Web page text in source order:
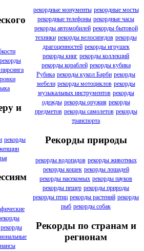
рекорды
и
рекорды
рекордные монументы рекордные мосты
рекордные телефоны рекордные часы
рекорды автомобилей рекорды бытовой
техники рекорды велосипедов рекорды
драгоценностей рекорды игрушек
рекорды книг рекорды коллекций
рекорды кораблей рекорды кубика
Рубика рекорды кукол Барби рекорды
мебели рекорды мотоциклов рекорды
музыкальных инструментов рекорды
одежды рекорды оружия рекорды
предметов рекорды самолетов рекорды
транспорта
Рекорды природы
рекорды водопадов рекорды животных
рекорды кошек рекорды лошадей
рекорды насекомых рекорды пауков
рекорды пещер рекорды природы
рекорды птиц рекорды растений рекорды
рыб рекорды собак
Рекорды по странам и
регионам